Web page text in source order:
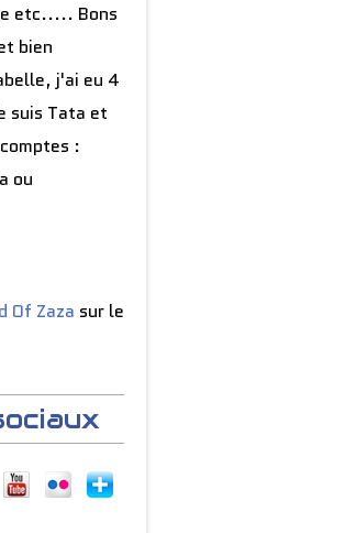
etc..... Bons
bien
j'ai eu 4
suis Tata et
:
ou
Of Zaza sur le